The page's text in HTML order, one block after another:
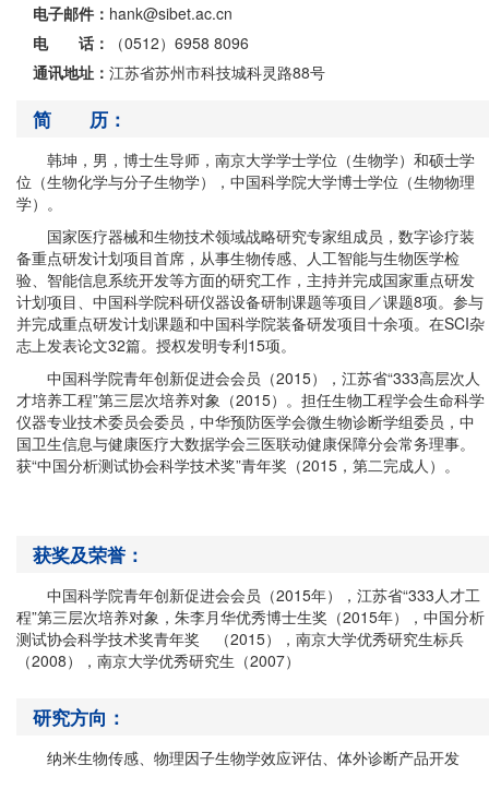
电子邮件： hank@sibet.ac.cn
电 话：
（0512）6958 8096
通讯地址： 江苏省苏州市科技城科灵路88号
简 历：
韩坤，男，博士生导师，南京大学学士学位（生物学）和硕士学
位（生物化学与分子生物学），中国科学院大学博士学位（生物物理
学）。
国家医疗器械和生物技术领域战略研究专家组成员，数字诊疗装
备重点研发计划项目首席，从事生物传感、人工智能与生物医学检
验、智能信息系统开发等方面的研究工作，主持并完成国家重点研发
计划项目、中国科学院科研仪器设备研制课题等项目／课题8项。参与
并完成重点研发计划课题和中国科学院装备研发项目十余项。在SCI杂
志上发表论文32篇。授权发明专利15项。
中国科学院青年创新促进会会员（2015），江苏省“333高层次人
才培养工程”第三层次培养对象（2015）。担任生物工程学会生命科学
仪器专业技术委员会委员，中华预防医学会微生物诊断学组委员，中
国卫生信息与健康医疗大数据学会三医联动健康保障分会常务理事。
获“中国分析测试协会科学技术奖”青年奖（2015 ，第二完成人）。
获奖及荣誉：
中国科学院青年创新促进会会员（2015年），江苏省“333 人才工
程”第三层次培养对象 ， 朱李月华优秀博士生奖（2015年） ， 中国分析
测试协会科学技术奖青年奖
（2015）
，南京大学优秀研究生标兵
（2008），南京大学优秀研究生（2007）
研究方向：
纳米生物传感、物理因子生物学效应评估、体外诊断产品开发